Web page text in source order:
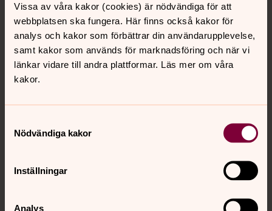
Vissa av våra kakor (cookies) är nödvändiga för att
webbplatsen ska fungera. Här finns också kakor för
analys och kakor som förbättrar din användarupplevelse,
samt kakor som används för marknadsföring och när vi
länkar vidare till andra plattformar. Läs mer om våra
kakor.
Nödvändiga kakor
Inställningar
Analys
Kontakt
Kalender